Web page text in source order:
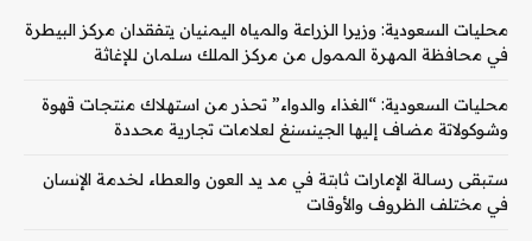
محليات السعودية: وزيرا الزراعة والمياه اليمنيان يتفقدان مركز البيطرة
في محافظة المهرة الممول من مركز الملك سلمان للإغاثة
محليات السعودية: “الغذاء والدواء” تحذر من استهلاك منتجات قهوة
وشوكولاتة مضاف إليها الجينسنغ لعلامات تجارية محددة
ستبقى رسالة الإمارات ثابتة في مد يد العون والعطاء لخدمة الإنسان
في مختلف الظروف والأوقات